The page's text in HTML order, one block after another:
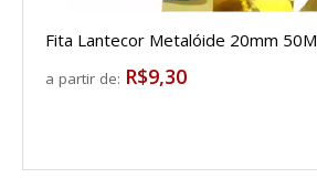
Fita Lantecor Metalóide 20mm 50M
a partir de: R$9,30